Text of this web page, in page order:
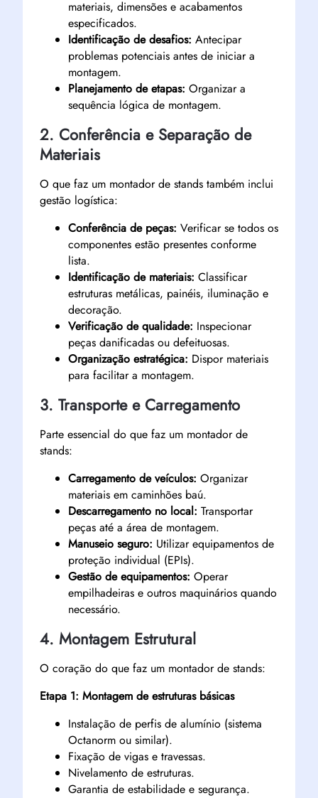
materiais, dimensões e acabamentos
especificados.
Identificação de desafios: Antecipar
problemas potenciais antes de iniciar a
montagem.
Planejamento de etapas: Organizar a
sequência lógica de montagem.
2. Conferência e Separação de
Materiais
O que faz um montador de stands também inclui
gestão logística:
Conferência de peças: Verificar se todos os
componentes estão presentes conforme
lista.
Identificação de materiais: Classificar
estruturas metálicas, painéis, iluminação e
decoração.
Verificação de qualidade: Inspecionar
peças danificadas ou defeituosas.
Organização estratégica: Dispor materiais
para facilitar a montagem.
3. Transporte e Carregamento
Parte essencial do que faz um montador de
stands:
Carregamento de veículos: Organizar
materiais em caminhões baú.
Descarregamento no local: Transportar
peças até a área de montagem.
Manuseio seguro: Utilizar equipamentos de
proteção individual (EPIs).
Gestão de equipamentos: Operar
empilhadeiras e outros maquinários quando
necessário.
4. Montagem Estrutural
O coração do que faz um montador de stands:
Etapa 1: Montagem de estruturas básicas
Instalação de perfis de alumínio (sistema
Octanorm ou similar).
Fixação de vigas e travessas.
Nivelamento de estruturas.
Garantia de estabilidade e segurança.